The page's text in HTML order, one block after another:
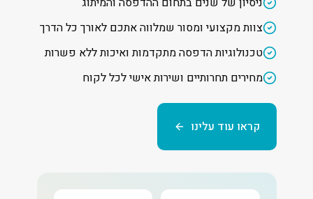
צוות מקצועי ומסור שמלווה אתכם לאורך כל הדרך
טכנולוגיות הדפסה מתקדמות ואיכות ללא פשרות
מחירים תחרותיים ושירות אישי לכל לקוח
קראו עוד עלינו